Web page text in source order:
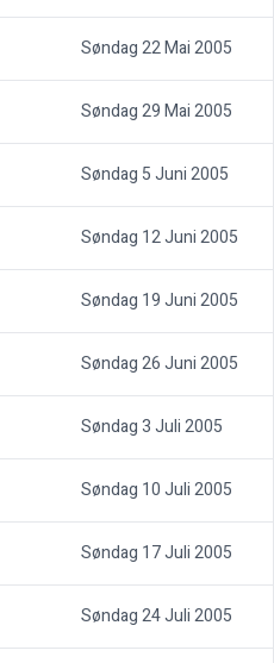
Søndag 22 Mai 2005
Søndag 29 Mai 2005
Søndag 5 Juni 2005
Søndag 12 Juni 2005
Søndag 19 Juni 2005
Søndag 26 Juni 2005
Søndag 3 Juli 2005
Søndag 10 Juli 2005
Søndag 17 Juli 2005
Søndag 24 Juli 2005